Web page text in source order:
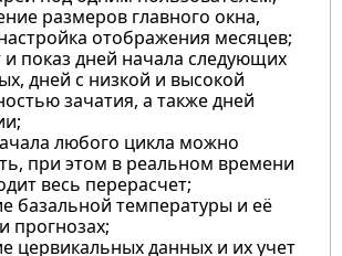
размеров главного окна,
отображения месяцев;
и показ дней начала следующих
дней с низкой и высокой
зачатия, а также дней
любого цикла можно
при этом в реальном времени
весь перерасчет;
базальной температуры и её
прогнозах;
цервикальных данных и их учет